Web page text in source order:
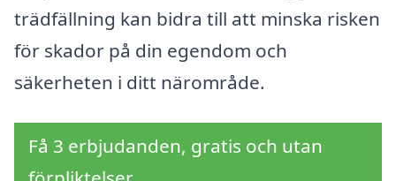
trädfällning kan bidra till att minska risken
för skador på din egendom och
säkerheten i ditt närområde.
Få 3 erbjudanden, gratis och utan